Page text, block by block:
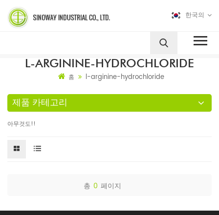
한국의
L-ARGININE-HYDROCHLORIDE
홈 l-arginine-hydrochloride
제품 카테고리
아무것도!!
총 0 페이지